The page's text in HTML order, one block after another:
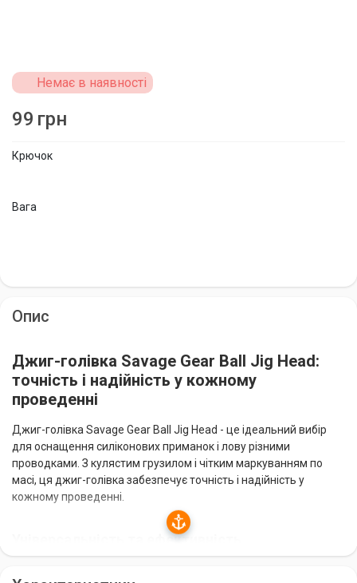
Крючок
Вага
Немає в наявності
99 грн
Опис
Джиг-голівка Savage Gear Ball Jig Head:
точність і надійність у кожному
проведенні
Джиг-голівка Savage Gear Ball Jig Head - це ідеальний вибір
для оснащення силіконових приманок і лову різними
проводками. З кулястим грузилом і чітким маркуванням по
масі, ця джиг-голівка забезпечує точність і надійність у
кожному проведенні.
Універсальність та ефективність